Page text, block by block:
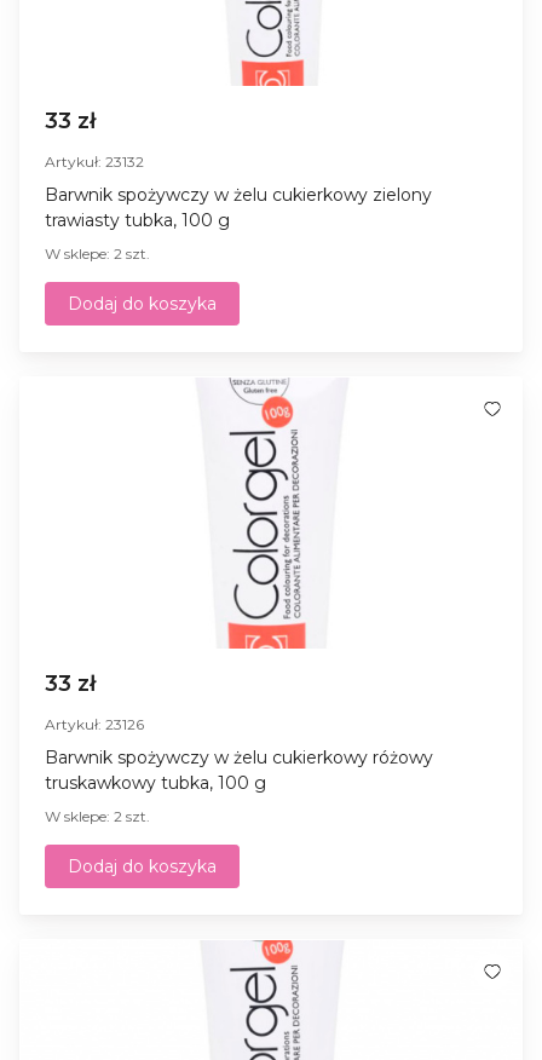
33 zł
Artykuł: 23132
Barwnik spożywczy w żelu cukierkowy zielony
trawiasty tubka, 100 g
W sklepe: 2 szt.
Dodaj do koszyka
33 zł
Artykuł: 23126
Barwnik spożywczy w żelu cukierkowy różowy
truskawkowy tubka, 100 g
W sklepe: 2 szt.
Dodaj do koszyka